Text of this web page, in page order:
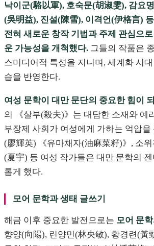
낙이군(駱以軍), 호숙문(胡淑雯), 감요
(吳明益), 진설(陳雪), 이격언(伊格言)
전혀 새로운 창작 기법과 주제 관심으
운 가능성을 개척했다. 그들의 작품은
스미디어적 특성을 지니며, 세계화 시
습을 반영한다.
여성 문학이 대만 문단의 중요한 힘이
의 《살부(殺夫)》는 대담한 소재와 예
부장제 사회가 여성에게 가하는 억압을
(廖輝英) 《유마채자(油麻菜籽)》, 소
(夏宇) 등 여성 작가들은 대만 문학의
롭게 했다.
모어 문학과 생태 글쓰기
해금 이후 중요한 발전으로는 모어 문
향양(向陽), 린양민(林央敏), 황경련(黃